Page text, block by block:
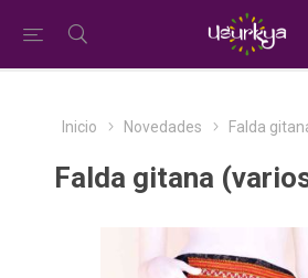
Inicio Novedades Falda
Falda gitana